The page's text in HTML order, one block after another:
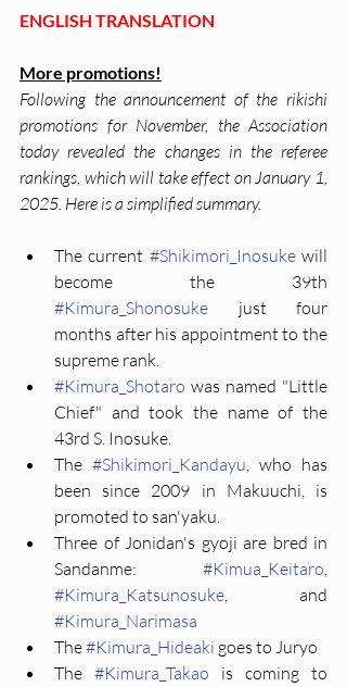
ENGLISH TRANSLATION
More promotions!
Following the announcement of the rikishi
promotions for November, the Association
today revealed the changes in the referee
rankings, which will take effect on January 1,
2025. Here is a simplified summary.
The current #Shikimori_Inosuke will
#Kimura_Shonosuke just four
months after his appointment to the
supreme rank.
#Kimura_Shotaro was named "Little
Chief" and took the name of the
43rd S. Inosuke.
The #Shikimori_Kandayu, who has
been since 2009 in Makuuchi, is
promoted to san'yaku.
Three of Jonidan's gyoji are bred in
Sandanme: #Kimua_Keitaro
#Kimura_Katsunosuke
#Kimura_Narimasa
The #Kimura_Hideaki goes to Juryo
The #Kimura_Takao is coming to